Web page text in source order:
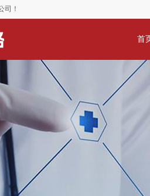
司！
首